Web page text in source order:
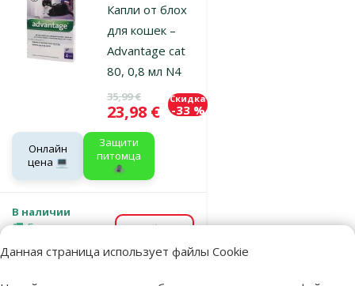
Данная страница использует файлы Cookie
Капли от блох
для кошек –
Advantage cat
80, 0,8 мл N4
Исходная цена
35,99 €
Цена
23,98 €
Скидка
-33 %
Онлайн
цена 💻
Защити
питомца
🕷️
В наличии
Бесплатная